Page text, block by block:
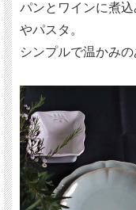
パンとワインに煮
やパスタ。
シンプルで温かみ